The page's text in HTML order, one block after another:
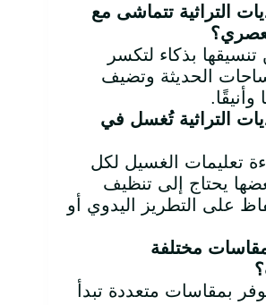
التراثية تتماشى مع
بذكاء لتكسر
الحديثة وتضيف
وأنيقًا.
التراثية تُغسل في
تعليمات الغسيل لكل
يحتاج إلى تنظيف
على التطريز اليدوي أو
مختلفة
بمقاسات متعددة تبدأ